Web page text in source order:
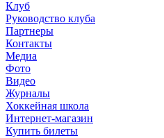
Клуб
Руководство клуба
Партнеры
Контакты
Медиа
Фото
Видео
Журналы
Хоккейная школа
Интернет-магазин
Купить билеты